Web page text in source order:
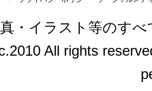
・イラスト等のす
All rights